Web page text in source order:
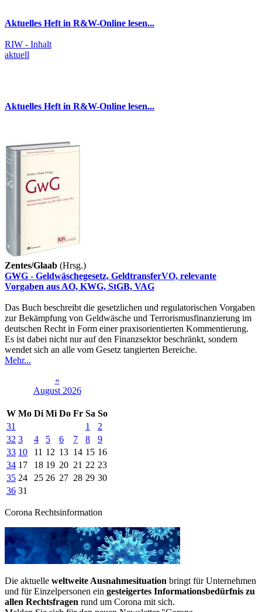
Aktuelles Heft in R&W-Online lesen...
RIW - Inhalt
aktuell
Aktuelles Heft in R&W-Online lesen...
Zentes/Glaab (Hrsg.)
GWG - Geldwäschegesetz, GeldtransferVO, relevante
Vorgaben aus AO, KWG, StGB, VAG
Das Buch beschreibt die gesetzlichen und regulatorischen Vorgaben
zur Bekämpfung von Geldwäsche und Terrorismusfinanzierung im
deutschen Recht in Form einer praxisorientierten Kommentierung.
Es ist dabei nicht nur auf den Finanzsektor beschränkt, sondern
wendet sich an alle vom Gesetz tangierten Bereiche.
Mehr...
«
August 2026
W Mo Di Mi Do Fr Sa So
31
1
2
32 3 4 5 6 7 8
9
33 10 11 12 13 14 15 16
34 17 18 19 20 21 22 23
35 24 25 26 27 28 29 30
36 31
Corona Rechtsinformation
Die aktuelle weltweite Ausnahmesituation bringt für Unternehmen
und für Einzelpersonen ein gesteigertes Informationsbedürfnis zu
allen Rechtsfragen rund um Corona mit sich.